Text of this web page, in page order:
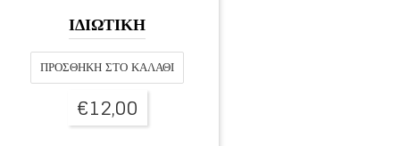
ΙΔΙΩΤΙΚΗ
ΠΡΟΣΘΉΚΗ ΣΤΟ ΚΑΛΆΘΙ
€12,00